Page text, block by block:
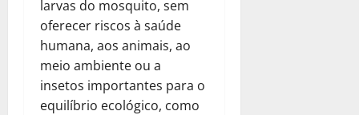
larvas do mosquito, sem
oferecer riscos à saúde
humana, aos animais, ao
meio ambiente ou a
insetos importantes para o
equilíbrio ecológico, como